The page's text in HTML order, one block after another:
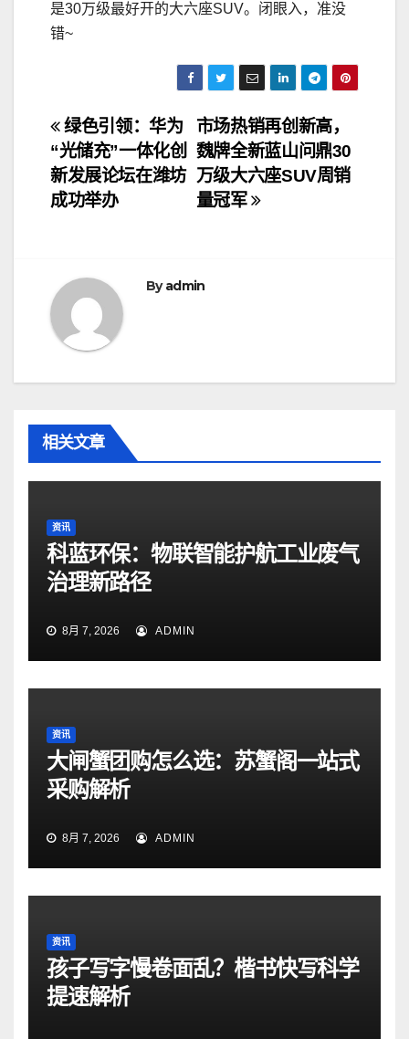
是30万级最好开的大六座SUV。闭眼入，准没
错~
文
章
导
市场热销再创新高，
魏牌全新蓝山问鼎30
万级大六座SUV周销
量冠军
绿色引领：华为
“光储充”一体化创
新发展论坛在潍坊
成功举办
Byadmin
相关文章
资讯
科蓝环保：物联智能护航工业废气
治理新路径
8月 7, 2026 ADMIN
资讯
大闸蟹团购怎么选：苏蟹阁一站式
采购解析
8月 7, 2026 ADMIN
资讯
孩子写字慢卷面乱？楷书快写科学
提速解析